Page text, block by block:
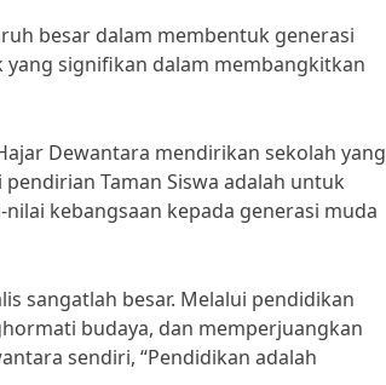
besar dalam membentuk generasi
signifikan dalam membangkitkan
Dewantara mendirikan sekolah yang
Taman Siswa adalah untuk
kebangsaan kepada generasi muda
sangatlah besar. Melalui pendidikan
budaya, dan memperjuangkan
sendiri, “Pendidikan adalah